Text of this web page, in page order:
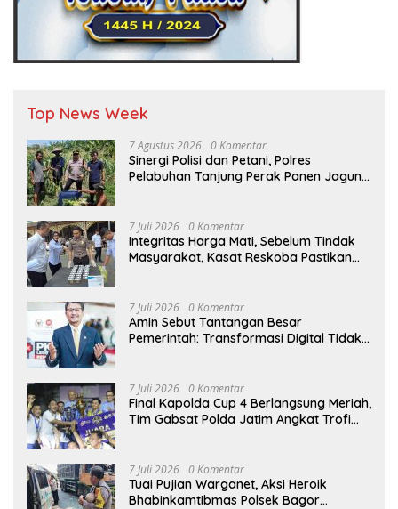
Top News Week
7 Agustus 2026 0 Komentar
Sinergi Polisi dan Petani, Polres
Pelabuhan Tanjung Perak Panen Jagung
7 Juli 2026 0 Komentar
Integritas Harga Mati, Sebelum Tindak
Masyarakat, Kasat Reskoba Pastikan
7 Juli 2026 0 Komentar
Amin Sebut Tantangan Besar
Pemerintah: Transformasi Digital Tidak
7 Juli 2026 0 Komentar
Final Kapolda Cup 4 Berlangsung Meriah,
Tim Gabsat Polda Jatim Angkat Trofi
7 Juli 2026 0 Komentar
Tuai Pujian Warganet, Aksi Heroik
Bhabinkamtibmas Polsek Bagor